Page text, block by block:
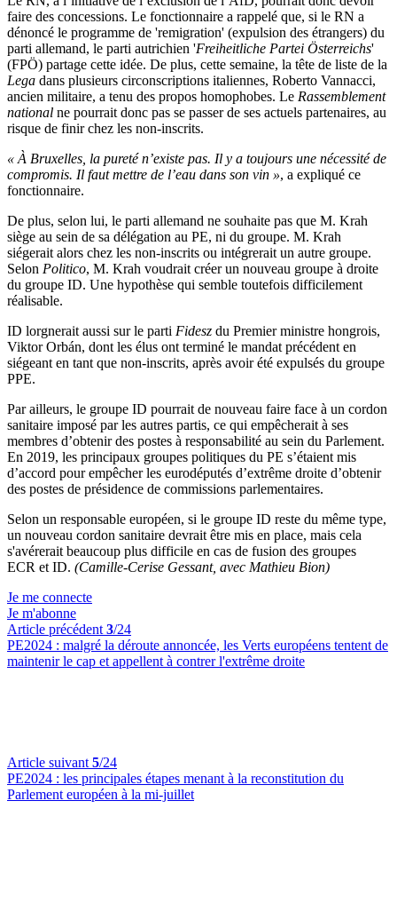
faire des concessions. Le fonctionnaire a rappelé que, si le RN a
dénoncé le programme de 'remigration' (expulsion des étrangers) du
parti allemand, le parti autrichien 'Freiheitliche Partei Österreichs'
(FPÖ) partage cette idée. De plus, cette semaine, la tête de liste de la
Lega dans plusieurs circonscriptions italiennes, Roberto Vannacci,
ancien militaire, a tenu des propos homophobes. Le Rassemblement
national ne pourrait donc pas se passer de ses actuels partenaires, au
risque de finir chez les non-inscrits.
« À Bruxelles, la pureté n’existe pas. Il y a toujours une nécessité de
compromis. Il faut mettre de l’eau dans son vin », a expliqué ce
fonctionnaire.
De plus, selon lui, le parti allemand ne souhaite pas que M. Krah
siège au sein de sa délégation au PE, ni du groupe. M. Krah
siégerait alors chez les non-inscrits ou intégrerait un autre groupe.
Selon Politico, M. Krah voudrait créer un nouveau groupe à droite
du groupe ID. Une hypothèse qui semble toutefois difficilement
réalisable.
ID lorgnerait aussi sur le parti Fidesz du Premier ministre hongrois,
Viktor Orbán, dont les élus ont terminé le mandat précédent en
siégeant en tant que non-inscrits, après avoir été expulsés du groupe
PPE.
Par ailleurs, le groupe ID pourrait de nouveau faire face à un cordon
sanitaire imposé par les autres partis, ce qui empêcherait à ses
membres d’obtenir des postes à responsabilité au sein du Parlement.
En 2019, les principaux groupes politiques du PE s’étaient mis
d’accord pour empêcher les eurodéputés d’extrême droite d’obtenir
des postes de présidence de commissions parlementaires.
Selon un responsable européen, si le groupe ID reste du même type,
un nouveau cordon sanitaire devrait être mis en place, mais cela
s'avérerait beaucoup plus difficile en cas de fusion des groupes
ECR et ID. (Camille-Cerise Gessant, avec Mathieu Bion)
Je me connecte
Je m'abonne
Article précédent 3/24
PE2024 : malgré la déroute annoncée, les Verts européens tentent de
maintenir le cap et appellent à contrer l'extrême droite
Article suivant 5/24
PE2024 : les principales étapes menant à la reconstitution du
Parlement européen à la mi-juillet